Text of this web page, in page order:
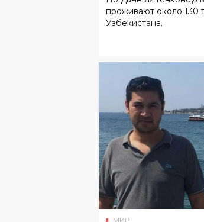
МИР
В Турции
скончался 36-